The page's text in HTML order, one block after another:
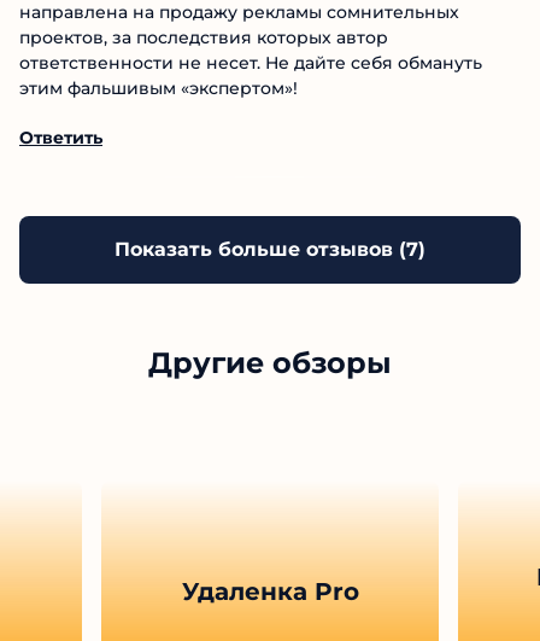
направлена на продажу рекламы сомнительных
проектов, за последствия которых автор
ответственности не несет. Не дайте себя обмануть
этим фальшивым «экспертом»!
Ответить
Показать больше отзывов (7)
Другие обзоры
Удаленка Pro